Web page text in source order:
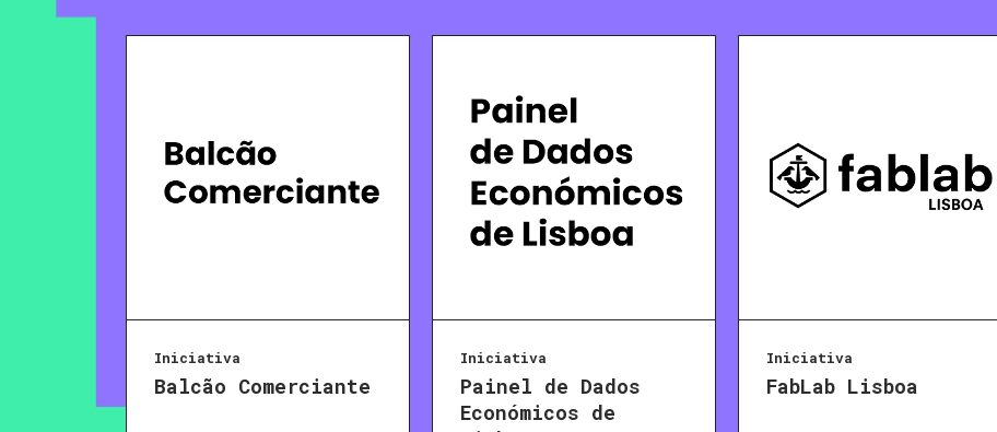
Iniciativa
Balcão Comerciante
Iniciativa
Painel de Dados
Económicos de
Iniciativa
FabLab Lisboa